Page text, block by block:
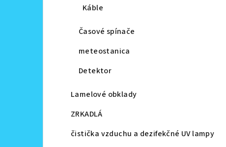
Káble
Časové spínače
meteostanica
Detektor
Lamelové obklady
ZRKADLÁ
čistička vzduchu a dezifekčné UV lampy